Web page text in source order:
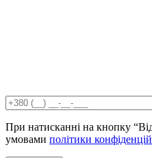
При натисканні на кнопку
умовами політики